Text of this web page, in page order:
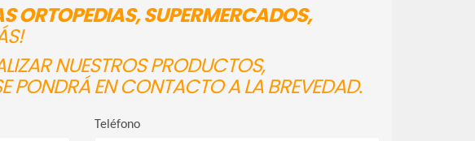
ORTOPEDIAS, SUPERMERCADOS,
NUESTROS PRODUCTOS,
PONDRÁ EN CONTACTO A LA BREVEDAD.
Teléfono